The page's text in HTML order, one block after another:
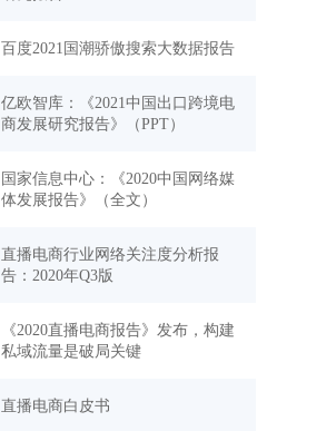
百度2021国潮骄傲搜索大数据报告
亿欧智库：《2021中国出口跨境电
商发展研究报告》（PPT）
国家信息中心：《2020中国网络媒
体发展报告》（全文）
直播电商行业网络关注度分析报
告：2020年Q3版
《2020直播电商报告》发布，构建
私域流量是破局关键
直播电商白皮书